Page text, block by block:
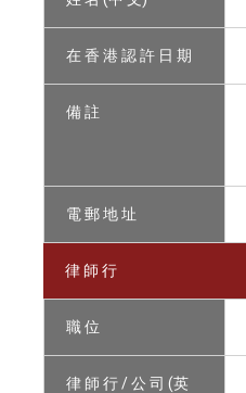
在 香 港 認 許 日 期
備 註
電 郵 地 址
律 師 行
職 位
律 師 行 / 公 司 (英